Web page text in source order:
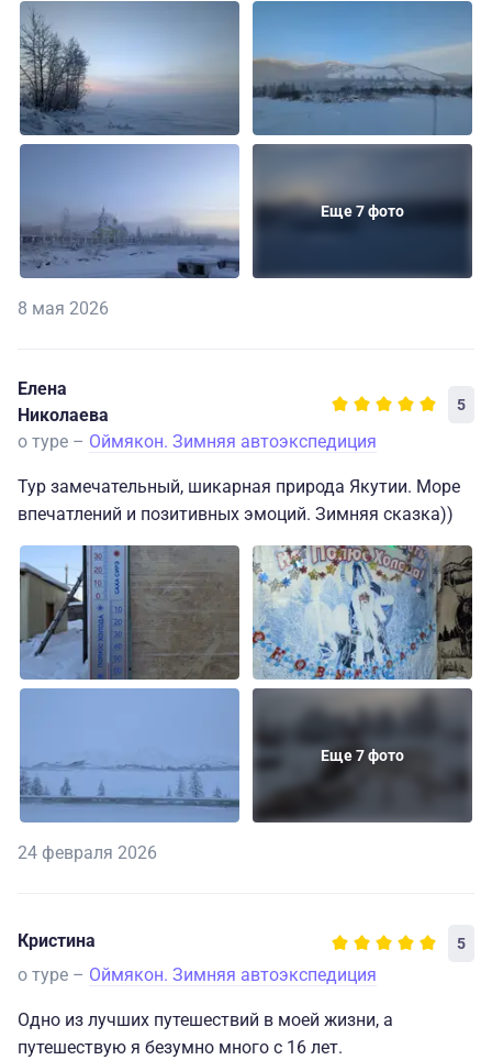
Еще 7 фото
8 мая 2026
Елена
Николаева
5
о туре – Оймякон. Зимняя автоэкспедиция
Тур замечательный, шикарная природа Якутии. Море
впечатлений и позитивных эмоций. Зимняя сказка))
Еще 7 фото
24 февраля 2026
Кристина 5
о туре – Оймякон. Зимняя автоэкспедиция
Одно из лучших путешествий в моей жизни, а
путешествую я безумно много с 16 лет.